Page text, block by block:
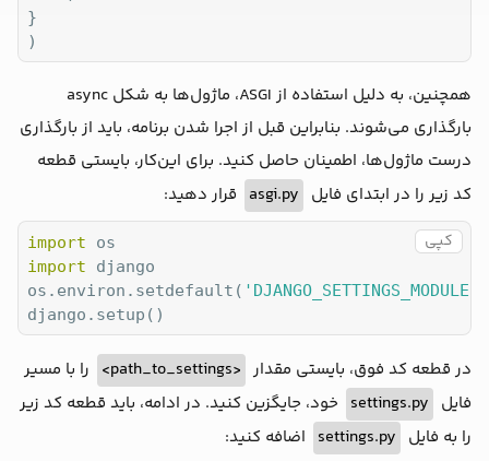
}
)
همچنین، به دلیل استفاده از ASGI، ماژول‌ها به شکل async
بارگذاری می‌شوند. بنابراین قبل از اجرا شدن برنامه، باید از بارگذاری
درست ماژول‌ها، اطمینان حاصل کنید. برای این‌کار، بایستی قطعه
کد زیر را در ابتدای فایل asgi.py قرار دهید:
کپی import
import django
os.environ.setdefault( 'DJANGO_SETTINGS_MODULE'
django.setup()
در قطعه کد فوق، بایستی مقدار <path_to_settings>
را با مسیر
فایل settings.py خود، جایگزین کنید. در ادامه، باید قطعه کد زیر
را به فایل settings.py اضافه کنید: